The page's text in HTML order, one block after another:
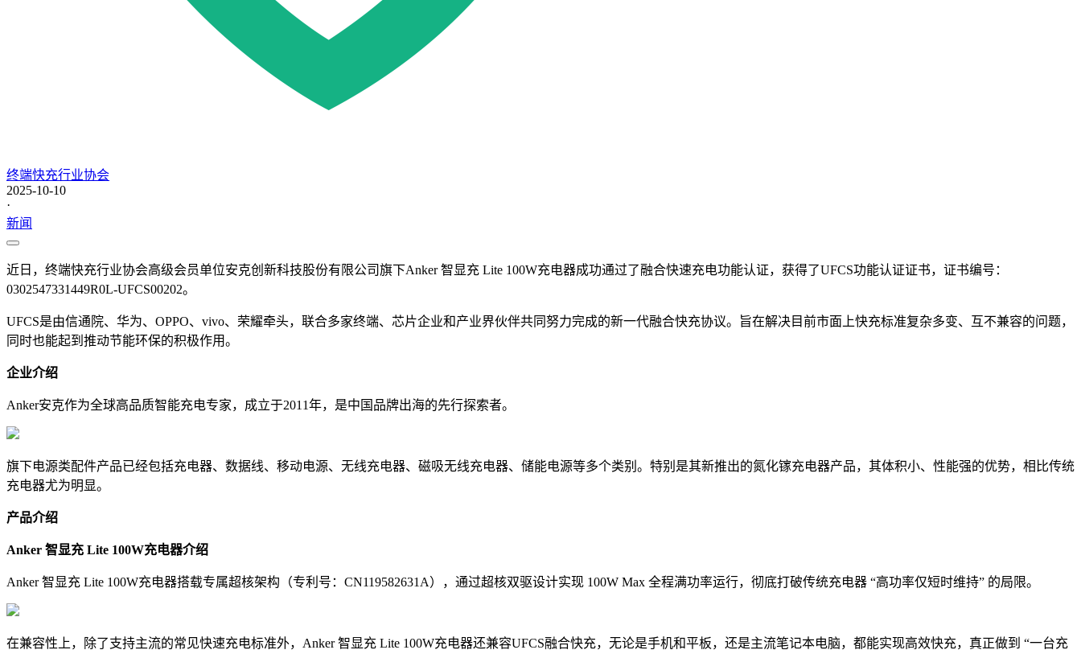
终端快充行业协会
2025-10-10
·
新闻
近日，终端快充行业协会高级会员单位安克创新科技股份有限公司旗下Anker 智显充 Lite 100W充电器成功通过了融合快速充电功能认证，获得了UFCS功能认证证书，证书编号：
0302547331449R0L-UFCS00202。
UFCS是由信通院、华为、OPPO、vivo、荣耀牵头，联合多家终端、芯片企业和产业界伙伴共同努力完成的新一代融合快充协议。旨在解决目前市面上快充标准复杂多变、互不兼容的问题，
同时也能起到推动节能环保的积极作用。
企业介绍
Anker安克作为全球高品质智能充电专家，成立于2011年，是中国品牌出海的先行探索者。
旗下电源类配件产品已经包括充电器、数据线、移动电源、无线充电器、磁吸无线充电器、储能电源等多个类别。特别是其新推出的氮化镓充电器产品，其体积小、性能强的优势，相比传统
充电器尤为明显。
产品介绍
Anker 智显充 Lite 100W充电器介绍
Anker 智显充 Lite 100W充电器搭载专属超核架构（专利号：CN119582631A），通过超核双驱设计实现 100W Max 全程满功率运行，彻底打破传统充电器 “高功率仅短时维持” 的局限。
在兼容性上，除了支持主流的常见快速充电标准外，Anker 智显充 Lite 100W充电器还兼容UFCS融合快充，无论是手机和平板，还是主流笔记本电脑，都能实现高效快充，真正做到 “一台充